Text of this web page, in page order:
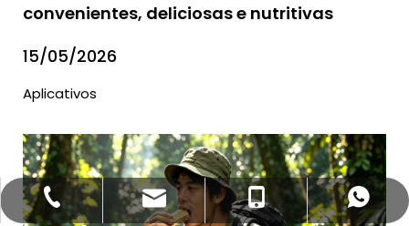
convenientes, deliciosas e nutritivas
15/05/2026
Aplicativos
+86-335-3957085
bettyzhang@qhdhysp.com
+86- 13133515208
+86 13133515208